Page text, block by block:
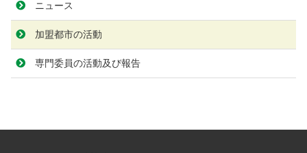
ニュース
加盟都市の活動
専門委員の活動及び報告